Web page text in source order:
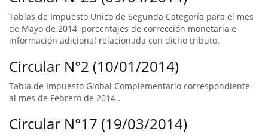
Tablas de Impuesto Unico de Segunda Categoría para el mes
de Mayo de 2014, porcentajes de corrección monetaria e
información adicional relacionada con dicho tributo.
Circular N°2 (10/01/2014)
Tabla de Impuesto Global Complementario correspondiente
al mes de Febrero de 2014 .
Circular N°17 (19/03/2014)